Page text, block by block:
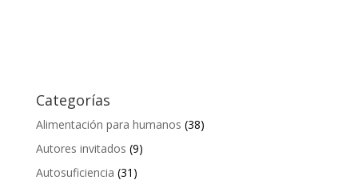
Categorías
Alimentación para humanos (38)
Autores invitados (9)
Autosuficiencia (31)